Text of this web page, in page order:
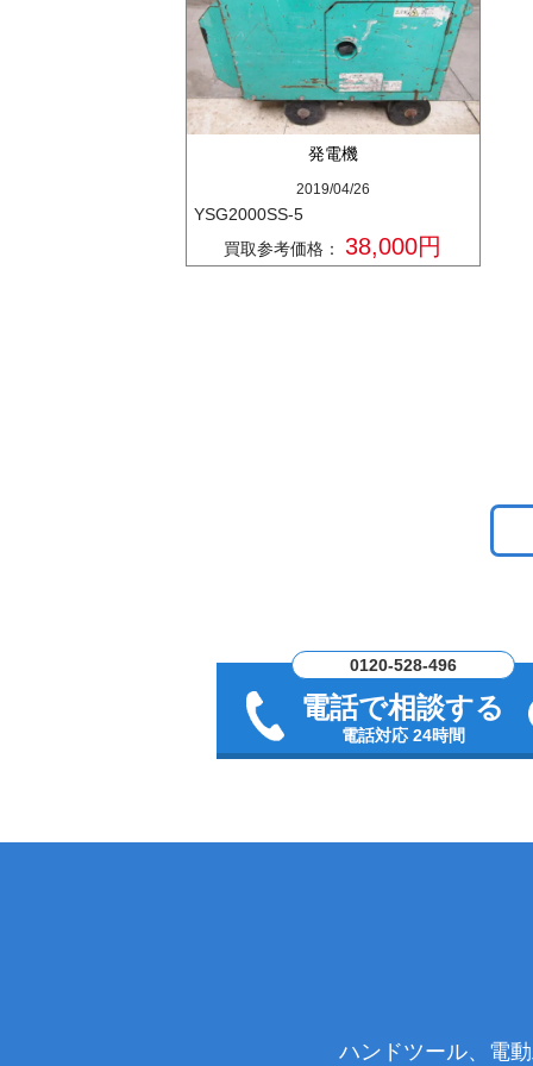
発電機
2019/04/26
YSG2000SS-5
買取参考価格：38,000円
0120-528-496
電話で相談する
電話対応 24時間
ハンドツール、電